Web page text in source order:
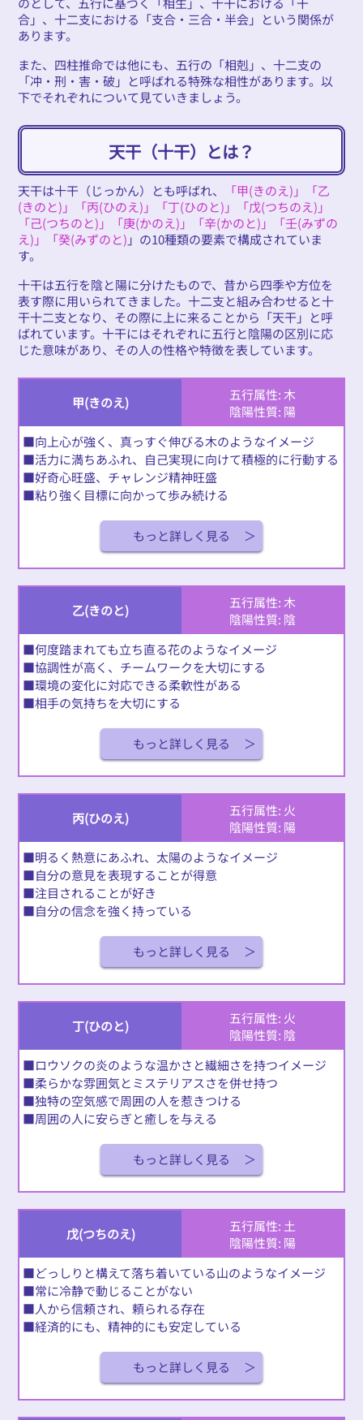
合」、十二支における「支合・三合・半会」という関係が
あります。
また、四柱推命では他にも、五行の「相剋」、十二支の
「冲・刑・害・破」と呼ばれる特殊な相性があります。以
下でそれぞれについて見ていきましょう。
天干（十干）とは？
天干は十干（じっかん）とも呼ばれ、
「甲(きのえ)」「乙
(きのと)」「丙(ひのえ)」「丁(ひのと)」「戊(つちのえ)」
「己(つちのと)」「庚(かのえ)」「辛(かのと)」「壬(みずの
え)」「癸(みずのと) 」の10種類の要素で構成されていま
す。
十干は五行を陰と陽に分けたもので、昔から四季や方位を
表す際に用いられてきました。十二支と組み合わせると十
干十二支となり、その際に上に来ることから「天干」と呼
ばれています。十干にはそれぞれに五行と陰陽の区別に応
じた意味があり、その人の性格や特徴を表しています。
甲(きのえ)
五行属性: 木
陰陽性質: 陽
■向上心が強く、真っすぐ伸びる木のようなイメージ
■活力に満ちあふれ、自己実現に向けて積極的に行動する
■好奇心旺盛、チャレンジ精神旺盛
■粘り強く目標に向かって歩み続ける
もっと詳しく見る
乙(きのと)
五行属性: 木
陰陽性質: 陰
■何度踏まれても立ち直る花のようなイメージ
■協調性が高く、チームワークを大切にする
■環境の変化に対応できる柔軟性がある
■相手の気持ちを大切にする
もっと詳しく見る
丙(ひのえ)
五行属性: 火
陰陽性質: 陽
■明るく熱意にあふれ、太陽のようなイメージ
■自分の意見を表現することが得意
■注目されることが好き
■自分の信念を強く持っている
もっと詳しく見る
丁(ひのと)
五行属性: 火
陰陽性質: 陰
■ロウソクの炎のような温かさと繊細さを持つイメージ
■柔らかな雰囲気とミステリアスさを併せ持つ
■独特の空気感で周囲の人を惹きつける
■周囲の人に安らぎと癒しを与える
もっと詳しく見る
戊(つちのえ)
五行属性: 土
陰陽性質: 陽
■どっしりと構えて落ち着いている山のようなイメージ
■常に冷静で動じることがない
■人から信頼され、頼られる存在
■経済的にも、精神的にも安定している
もっと詳しく見る